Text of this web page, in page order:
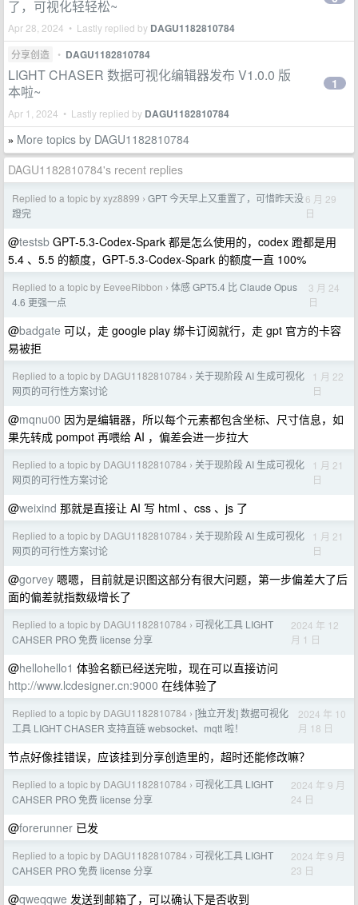
了，可视化轻轻松~
Apr 28, 2024 • Lastly replied by DAGU1182810784
分享创造 • DAGU1182810784
LIGHT CHASER 数据可视化编辑器发布 V1.0.0 版
本啦~
Apr 1, 2024 • Lastly replied by DAGU1182810784
1
» More topics by DAGU1182810784
DAGU1182810784's recent replies
Replied to a topic by xyz8899 › GPT 今天早上又重置了，可惜昨天没
蹬完
6 月 29
日
@testsb GPT-5.3-Codex-Spark 都是怎么使用的，codex 蹬都是用
5.4 、5.5 的额度，GPT-5.3-Codex-Spark 的额度一直 100%
Replied to a topic by EeveeRibbon › 体感 GPT5.4 比 Claude Opus
4.6 更强一点
3 月 24
日
@badgate 可以，走 google play 绑卡订阅就行，走 gpt 官方的卡容
易被拒
Replied to a topic by DAGU1182810784 › 关于现阶段 AI 生成可视化
网页的可行性方案讨论
1 月 22
日
@mqnu00 因为是编辑器，所以每个元素都包含坐标、尺寸信息，如
果先转成 pompot 再喂给 AI ，偏差会进一步拉大
Replied to a topic by DAGU1182810784 › 关于现阶段 AI 生成可视化
网页的可行性方案讨论
1 月 21
日
@weixind 那就是直接让 AI 写 html 、css 、js 了
Replied to a topic by DAGU1182810784 › 关于现阶段 AI 生成可视化
网页的可行性方案讨论
1 月 21
日
@gorvey 嗯嗯，目前就是识图这部分有很大问题，第一步偏差大了后
面的偏差就指数级增长了
Replied to a topic by DAGU1182810784 › 可视化工具 LIGHT
CAHSER PRO 免费 license 分享
2024 年 12
月 1 日
@hellohello1 体验名额已经送完啦，现在可以直接访问
http://www.lcdesigner.cn:9000 在线体验了
Replied to a topic by DAGU1182810784 › [独立开发] 数据可视化
工具 LIGHT CHASER 支持直链 websocket、mqtt 啦！
2024 年 10
月 18 日
节点好像挂错误，应该挂到分享创造里的，超时还能修改嘛？
Replied to a topic by DAGU1182810784 › 可视化工具 LIGHT
CAHSER PRO 免费 license 分享
2024 年 9 月
24 日
@forerunner 已发
Replied to a topic by DAGU1182810784 › 可视化工具 LIGHT
CAHSER PRO 免费 license 分享
2024 年 9 月
23 日
@qweqqwe 发送到邮箱了，可以确认下是否收到